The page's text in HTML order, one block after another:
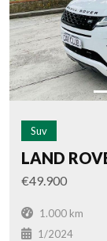
Suv
LAND
€49.900
1.000 km
1/2024